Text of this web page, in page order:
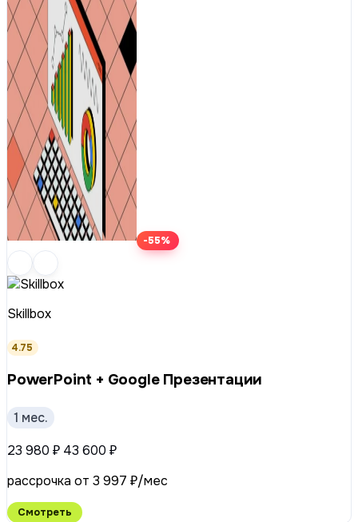
-55%
Skillbox
4.75
PowerPoint + Google Презентации
1 мес.
23 980 ₽ 43 600 ₽
рассрочка от 3 997 ₽/мес
Смотреть